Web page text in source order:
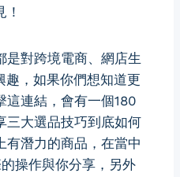
是對跨境電商、網店生
，如果你們想知道更
這連結 ，會有一個180
三大選品技巧到底如何
有潛力的商品，在當中
操作與你分享，另外